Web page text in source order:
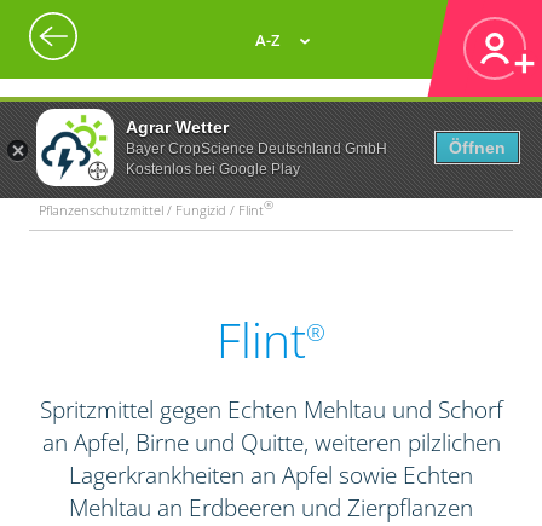
Agrar Wetter
Bayer CropScience Deutschland GmbH
Kostenlos bei Google Play
Öffnen
A-Z
Pflanzenschutzmittel / Fungizid / Flint®
Flint®
Spritzmittel gegen Echten Mehltau und Schorf
an Apfel, Birne und Quitte, weiteren pilzlichen
Lagerkrankheiten an Apfel sowie Echten
Mehltau an Erdbeeren und Zierpflanzen